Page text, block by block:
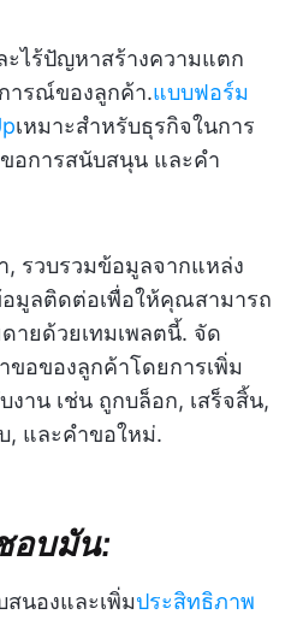
ะไร้ปัญหาสร้างความแตก
ารณ์ของลูกค้า.แบบฟอร์ม
เหมาะสำหรับธุรกิจในการ
อการสนับสนุน และคำ
รวบรวมข้อมูลจากแหล่ง
อมูลติดต่อเพื่อให้คุณสามารถ
ายด้วยเทมเพลตนี้. จัด
อของลูกค้าโดยการเพิ่ม
งาน เช่น ถูกบล็อก, เสร็จสิ้น,
, และคำขอใหม่.
อบมัน:
สนองและเพิ่มประสิทธิภาพ